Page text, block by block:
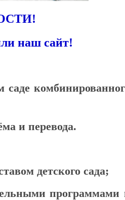
наш сайт!
и перевода.
детского сада;
программами